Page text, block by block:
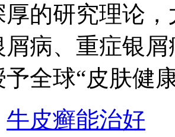
厚的研究理论
病、重症银
全球“皮肤健
牛皮癣能治好